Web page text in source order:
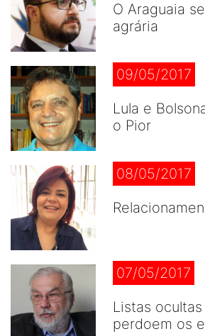
O Araguaia
agrária
09/05/2017
Lula e
o Pior
08/05/2017
07/05/2017
Listas
perdoem os